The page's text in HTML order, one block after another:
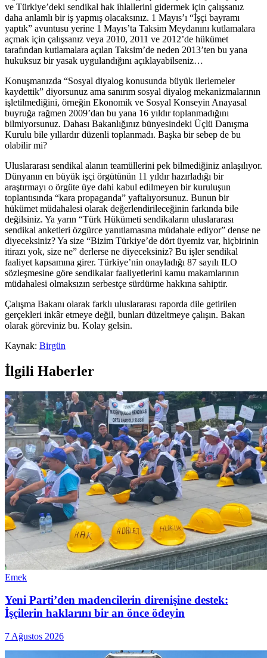
ve Türkiye’deki sendikal hak ihlallerini gidermek için çalışsanız
daha anlamlı bir iş yapmış olacaksınız. 1 Mayıs’ı “İşçi bayramı
yaptık” avuntusu yerine 1 Mayıs’ta Taksim Meydanını kutlamalara
açmak için çalışsanız veya 2010, 2011 ve 2012’de hükümet
tarafından kutlamalara açılan Taksim’de neden 2013’ten bu yana
hukuksuz bir yasak uygulandığını açıklayabilseniz…
Konuşmanızda “Sosyal diyalog konusunda büyük ilerlemeler
kaydettik” diyorsunuz ama sanırım sosyal diyalog mekanizmalarının
işletilmediğini, örneğin Ekonomik ve Sosyal Konseyin Anayasal
buyruğa rağmen 2009’dan bu yana 16 yıldır toplanmadığını
bilmiyorsunuz. Dahası Bakanlığınız bünyesindeki Üçlü Danışma
Kurulu bile yıllardır düzenli toplanmadı. Başka bir sebep de bu
olabilir mi?
Uluslararası sendikal alanın teamüllerini pek bilmediğiniz anlaşılıyor.
Dünyanın en büyük işçi örgütünün 11 yıldır hazırladığı bir
araştırmayı o örgüte üye dahi kabul edilmeyen bir kuruluşun
toplantısında “kara propaganda” yaftalıyorsunuz. Bunun bir
hükümet müdahalesi olarak değerlendirileceğinin farkında bile
değilsiniz. Ya yarın “Türk Hükümeti sendikaların uluslararası
sendikal anketleri özgürce yanıtlamasına müdahale ediyor” dense ne
diyeceksiniz? Ya size “Bizim Türkiye’de dört üyemiz var, hiçbirinin
itirazı yok, size ne” derlerse ne diyeceksiniz? Bu işler sendikal
faaliyet kapsamına girer. Türkiye’nin onayladığı 87 sayılı ILO
sözleşmesine göre sendikalar faaliyetlerini kamu makamlarının
müdahalesi olmaksızın serbestçe sürdürme hakkına sahiptir.
Çalışma Bakanı olarak farklı uluslararası raporda dile getirilen
gerçekleri inkâr etmeye değil, bunları düzeltmeye çalışın. Bakan
olarak göreviniz bu. Kolay gelsin.
Kaynak: Birgün
İlgili Haberler
Emek
Yeni Parti’den madencilerin direnişine destek:
İşçilerin haklarını bir an önce ödeyin
7 Ağustos 2026